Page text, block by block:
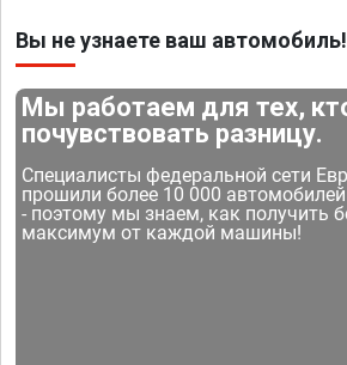
Вы не узнаете ваш автомобиль!
Мы работаем для тех,
почувствовать разницу.
Специалисты федеральной сети
прошили более 10 000
- поэтому мы знаем, как получить
максимум от каждой машины!